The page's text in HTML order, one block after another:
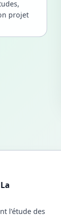
projet
l’étude des